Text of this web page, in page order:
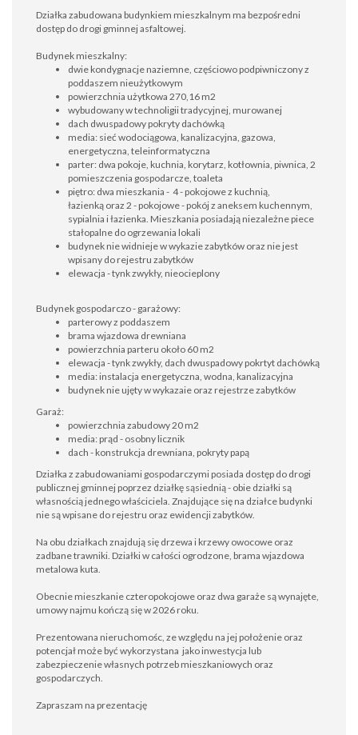
Działka zabudowana budynkiem mieszkalnym ma bezpośredni
dostęp do drogi gminnej asfaltowej.
Budynek mieszkalny:
dwie kondygnacje naziemne, częściowo podpiwniczony z
poddaszem nieużytkowym
powierzchnia użytkowa 270,16 m2
wybudowany w technoligii tradycyjnej, murowanej
dach dwuspadowy pokryty dachówką
media: sieć wodociągowa, kanalizacyjna, gazowa,
energetyczna, teleinformatyczna
parter: dwa pokoje, kuchnia, korytarz, kotłownia, piwnica, 2
pomieszczenia gospodarcze, toaleta
piętro: dwa mieszkania - 4 - pokojowe z kuchnią,
łazienką oraz 2 - pokojowe - pokój z aneksem kuchennym,
sypialnia i łazienka. Mieszkania posiadają niezależne piece
stałopalne do ogrzewania lokali
budynek nie widnieje w wykazie zabytków oraz nie jest
wpisany do rejestru zabytków
elewacja - tynk zwykły, nieocieplony
Budynek gospodarczo - garażowy:
parterowy z poddaszem
brama wjazdowa drewniana
powierzchnia parteru około 60 m2
elewacja - tynk zwykły, dach dwuspadowy pokrtyt dachówką
media: instalacja energetyczna, wodna, kanalizacyjna
budynek nie ujęty w wykazaie oraz rejestrze zabytków
Garaż:
powierzchnia zabudowy 20 m2
media: prąd - osobny licznik
dach - konstrukcja drewniana, pokryty papą
Działka z zabudowaniami gospodarczymi posiada dostęp do drogi
publicznej gminnej poprzez działkę sąsiednią - obie działki są
własnością jednego właściciela. Znajdujące się na działce budynki
nie są wpisane do rejestru oraz ewidencji zabytków.
Na obu działkach znajdują się drzewa i krzewy owocowe oraz
zadbane trawniki. Działki w całości ogrodzone, brama wjazdowa
metalowa kuta.
Obecnie mieszkanie czteropokojowe oraz dwa garaże są wynajęte,
umowy najmu kończą się w 2026 roku.
Prezentowana nieruchomośc, ze względu na jej położenie oraz
potencjał może być wykorzystana jako inwestycja lub
zabezpieczenie własnych potrzeb mieszkaniowych oraz
gospodarczych.
Zapraszam na prezentację